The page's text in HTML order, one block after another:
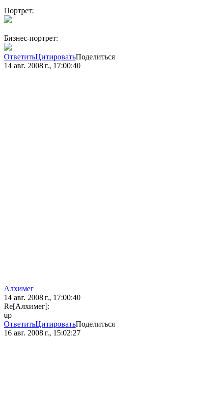
Портрет:
Бизнес-портрет:
ОтветитьЦитироватьПоделиться
14 авг. 2008 г., 17:00:40
Алхимег
14 авг. 2008 г., 17:00:40
Re[Алхимег]:
up
ОтветитьЦитироватьПоделиться
16 авг. 2008 г., 15:02:27